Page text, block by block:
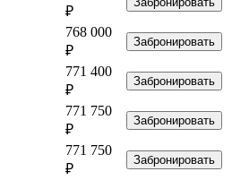
₽
768 000
₽
Забронировать
771 400
₽
Забронировать
771 750
₽
Забронировать
771 750
₽
Забронировать